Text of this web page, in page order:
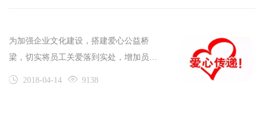
为加强企业文化建设，搭建爱心公益桥
梁，切实将员工关爱落到实处，增加员工
的归属感，超利维公司早在2015年9月成
2018-04-14 9138